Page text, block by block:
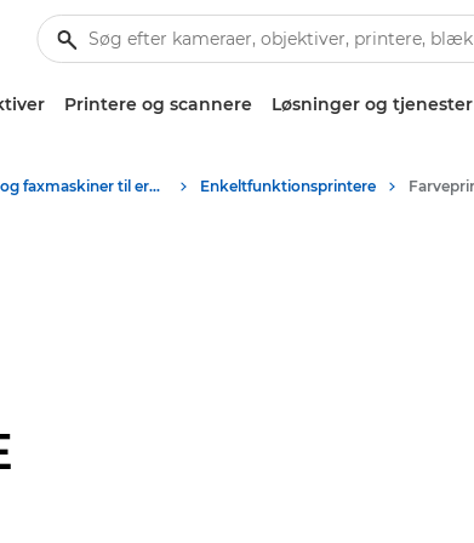
Printere og scannere Løsninger og tjenester
Printere og faxmaskiner til erhverv Enkeltfunktionsprintere